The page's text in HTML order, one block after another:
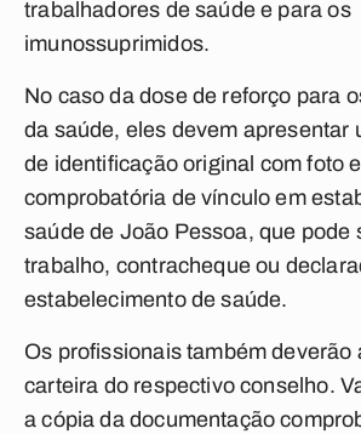
trabalhadores de saúde e para os
imunossuprimidos.
No caso da dose de reforço para
da saúde, eles devem apresentar
de identificação original com foto
comprobatória de vínculo em
saúde de João Pessoa, que pode
trabalho, contracheque ou
estabelecimento de saúde.
Os profissionais também deverão
carteira do respectivo conselho.
a cópia da documentação